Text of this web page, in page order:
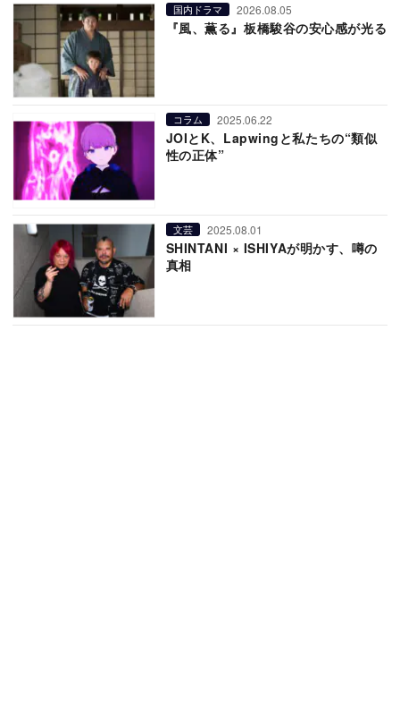
国内ドラマ 2026.08.05
『風、薫る』板橋駿谷の安心感が光る
コラム 2025.06.22
JOIとK、Lapwingと私たちの“類似
性の正体”
文芸 2025.08.01
SHINTANI × ISHIYAが明かす、噂の
真相